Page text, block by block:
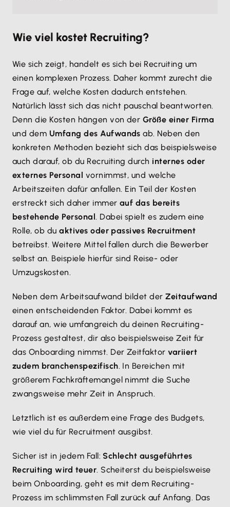
Wie viel kostet Recruiting?
Wie sich zeigt, handelt es sich bei Recruiting um
einen komplexen Prozess. Daher kommt zurecht die
Frage auf, welche Kosten dadurch entstehen.
Natürlich lässt sich das nicht pauschal beantworten.
Denn die Kosten hängen von der Größe einer Firma
und dem Umfang des Aufwands ab. Neben den
konkreten Methoden bezieht sich das beispielsweise
auch darauf, ob du Recruiting durch internes oder
externes Personal vornimmst, und welche
Arbeitszeiten dafür anfallen. Ein Teil der Kosten
erstreckt sich daher immer auf das bereits
bestehende Personal. Dabei spielt es zudem eine
Rolle, ob duaktives oder passives Recruitment
betreibst. Weitere Mittel fallen durch die Bewerber
selbst an. Beispiele hierfür sind Reise- oder
Umzugskosten.
Neben dem Arbeitsaufwand bildet derZeitaufwand
einen entscheidenden Faktor. Dabei kommt es
darauf an, wie umfangreich du deinen Recruiting-
Prozess gestaltest, dir also beispielsweise Zeit für
das Onboarding nimmst. Der Zeitfaktorvariiert
zudem branchenspezifisch. In Bereichen mit
größerem Fachkräftemangel nimmt die Suche
zwangsweise mehr Zeit in Anspruch.
Letztlich ist es außerdem eine Frage des Budgets,
wie viel du für Recruitment ausgibst.
Sicher ist in jedem Fall:Schlecht ausgeführtes
Recruiting wird teuer. Scheiterst du beispielsweise
beim Onboarding, geht es mit dem Recruiting-
Prozess im schlimmsten Fall zurück auf Anfang. Das